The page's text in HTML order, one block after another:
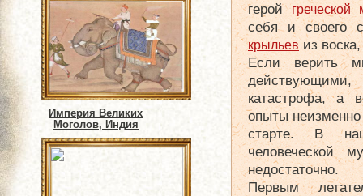
Империя Великих
Моголов, Индия
геройгреческой
себя и своего
крыльевиз
Если верить
действующими,
катастрофа, а
опыты
старте. В
человеческой
недостаточно.
Первым